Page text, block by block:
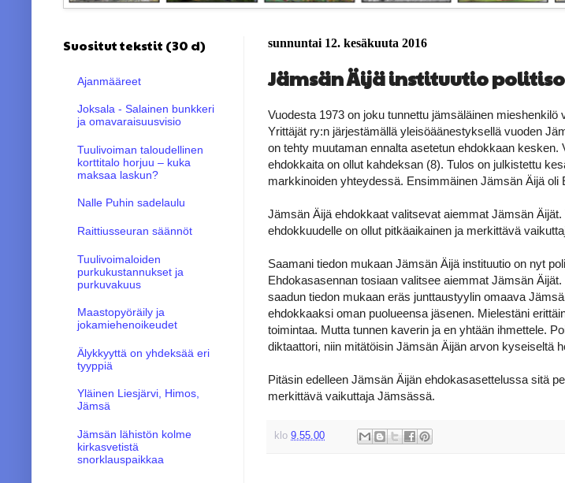
sunnuntai 12. kesäkuuta 2016
Jämsän Äijä instituutio
Vuodesta 1973 on joku tunnettu jämsäläinen mieshenkilö
Yrittäjät ry:n järjestämällä yleisöäänestyksellä vuoden
on tehty muutaman ennalta asetetun ehdokkaan kesken.
ehdokkaita on ollut kahdeksan (8). Tulos on julkistettu
markkinoiden yhteydessä. Ensimmäinen Jämsän Äijä oli
Jämsän Äijä ehdokkaat valitsevat aiemmat Jämsän Äijät.
ehdokkuudelle on ollut pitkäaikainen ja merkittävä
Saamani tiedon mukaan Jämsän Äijä instituutio on nyt
Ehdokasasennan tosiaan valitsee aiemmat Jämsän Äijät.
saadun tiedon mukaan eräs junttaustyylin omaava
ehdokkaaksi oman puolueensa jäsenen. Mielestäni
toimintaa. Mutta tunnen kaverin ja en yhtään ihmettele.
diktaattori, niin mitätöisin Jämsän Äijän arvon kyseiseltä
Pitäsin edelleen Jämsän Äijän ehdokasasettelussa sitä
merkittävä vaikuttaja Jämsässä.
klo 9.55.00
Suositut tekstit (30 d)
Ajanmääreet
Joksala - Salainen bunkkeri
ja omavaraisuusvisio
Tuulivoiman taloudellinen
korttitalo horjuu – kuka
maksaa laskun?
Nalle Puhin sadelaulu
Raittiusseuran säännöt
Tuulivoimaloiden
purkukustannukset ja
purkuvakuus
Maastopyöräily ja
jokamiehenoikeudet
Älykkyyttä on yhdeksää eri
tyyppiä
Yläinen Liesjärvi, Himos,
Jämsä
Jämsän lähistön kolme
kirkasvetistä
snorklauspaikkaa